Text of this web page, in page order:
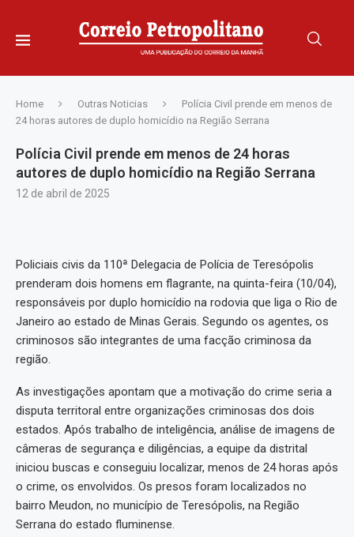
Home Outras Noticias
Polícia Civil prende em menos de
24 horas autores de duplo homicídio na Região Serrana
Polícia Civil prende em menos de 24 horas
autores de duplo homicídio na Região Serrana
12 de abril de 2025
Policiais civis da 110ª Delegacia de Polícia de Teresópolis
prenderam dois homens em flagrante, na quinta-feira (10/04),
responsáveis por duplo homicídio na rodovia que liga o Rio de
Janeiro ao estado de Minas Gerais. Segundo os agentes, os
criminosos são integrantes de uma facção criminosa da
região.
As investigações apontam que a motivação do crime seria a
disputa territoral entre organizações criminosas dos dois
estados. Após trabalho de inteligência, análise de imagens de
câmeras de segurança e diligências, a equipe da distrital
iniciou buscas e conseguiu localizar, menos de 24 horas após
o crime, os envolvidos. Os presos foram localizados no
bairro Meudon, no município de Teresópolis, na Região
Serrana do estado fluminense.